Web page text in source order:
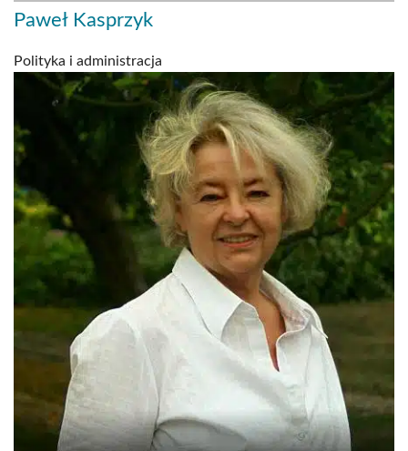
Paweł Kasprzyk
Polityka i administracja